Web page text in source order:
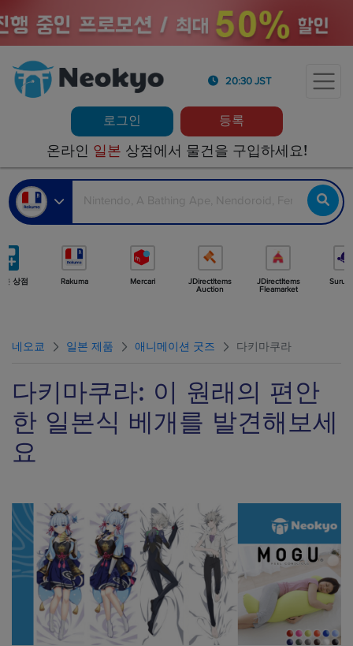
20:30 JST
로그인 등록
온라인 일본 상점에서 물건을 구입하세요!
은 상점 Rakuma Mercari
JDirectItems
Auction
JDirectItems
Fleamarket
네오쿄 일본 제품 애니메이션 굿즈 다키마쿠라
다키마쿠라: 이 원래의 편안
한 일본식 베개를 발견해보세
요